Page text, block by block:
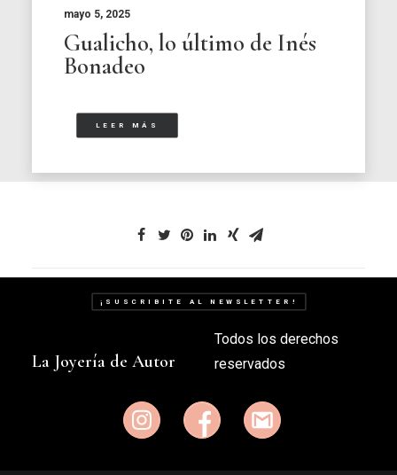
mayo 5, 2025
Gualicho, lo último de Inés
Bonadeo
LEER MÁS
¡SUSCRIBITE AL NEWSLETTER!
La Joyería de Autor
Todos los derechos
reservados